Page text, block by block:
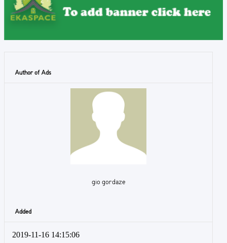
Author of Ads
gio gordaze
Added
2019-11-16 14:15:06